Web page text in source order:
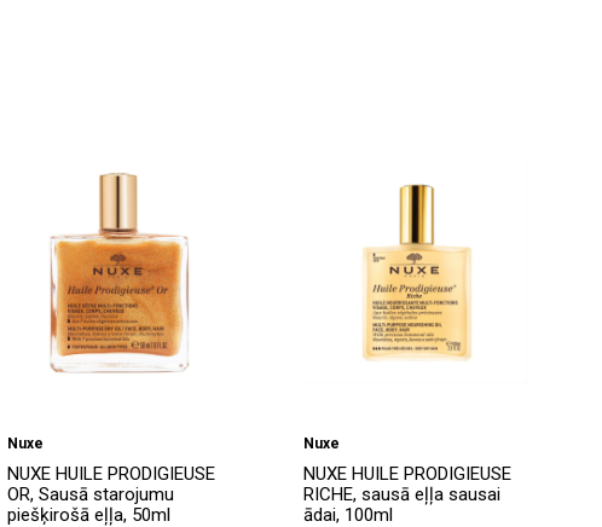
Nuxe
NUXE HUILE PRODIGIEUSE
OR, Sausā starojumu
piešķirošā eļļa, 50ml
Nuxe
NUXE HUILE PRODIGIEUSE
RICHE, sausā eļļa sausai
ādai, 100ml